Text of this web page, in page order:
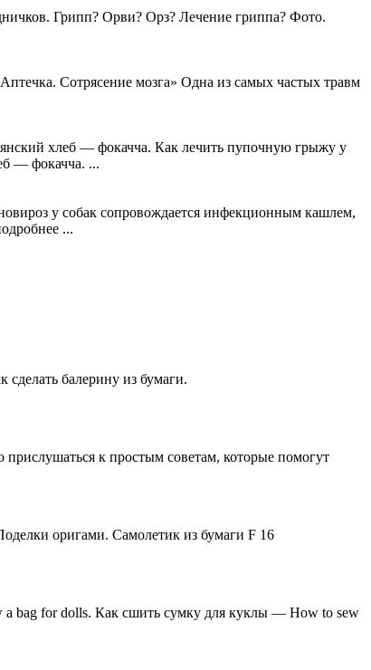
Грипп? Орви? Орз? Лечение гриппа? Фото.
Сотрясение мозга» Одна из самых частых травм
хлеб — фокачча. Как лечить пупочную грыжу у
— фокачча. ...
у собак сопровождается инфекционным кашлем,
...
балерину из бумаги.
к простым советам, которые помогут
оригами. Самолетик из бумаги F 16
bag for dolls. Как сшить сумку для куклы — How to sew